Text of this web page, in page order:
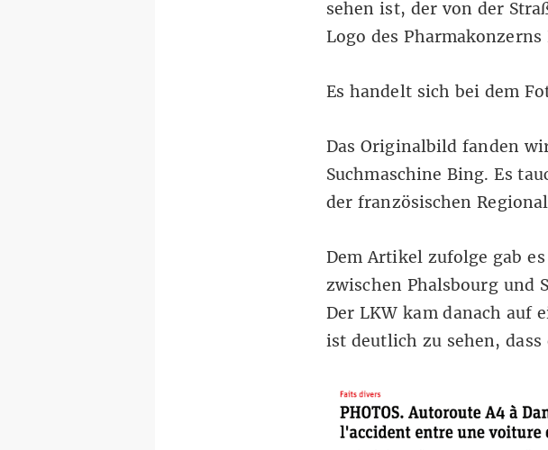
sehen ist, der von der
Logo des
Es handelt sich bei dem
Das Originalbild fanden
Suchmaschine Bing. Es
der französischen
Dem Artikel zufolge gab
zwischen Phalsbourg und
Der LKW kam danach auf
ist deutlich zu sehen,